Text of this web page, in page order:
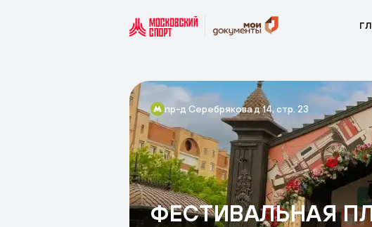
пр-д Серебрякова д 14, стр. 23
ФЕСТИВАЛЬНАЯ